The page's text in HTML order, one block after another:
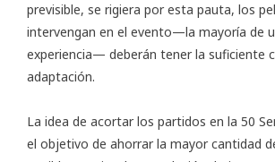
previsible, se rigiera por esta pauta, los
intervengan en el evento—la mayoría de
experiencia— deberán tener la suficiente
adaptación.
La idea de acortar los partidos en la 50
el objetivo de ahorrar la mayor cantidad